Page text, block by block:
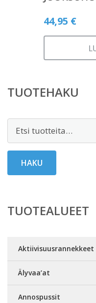
44,95 €
TUOTEHAKU
Etsi:
HAKU
TUOTEALUEET
Aktiivisuusrannekkeet
Älyvaa’at
Annospussit